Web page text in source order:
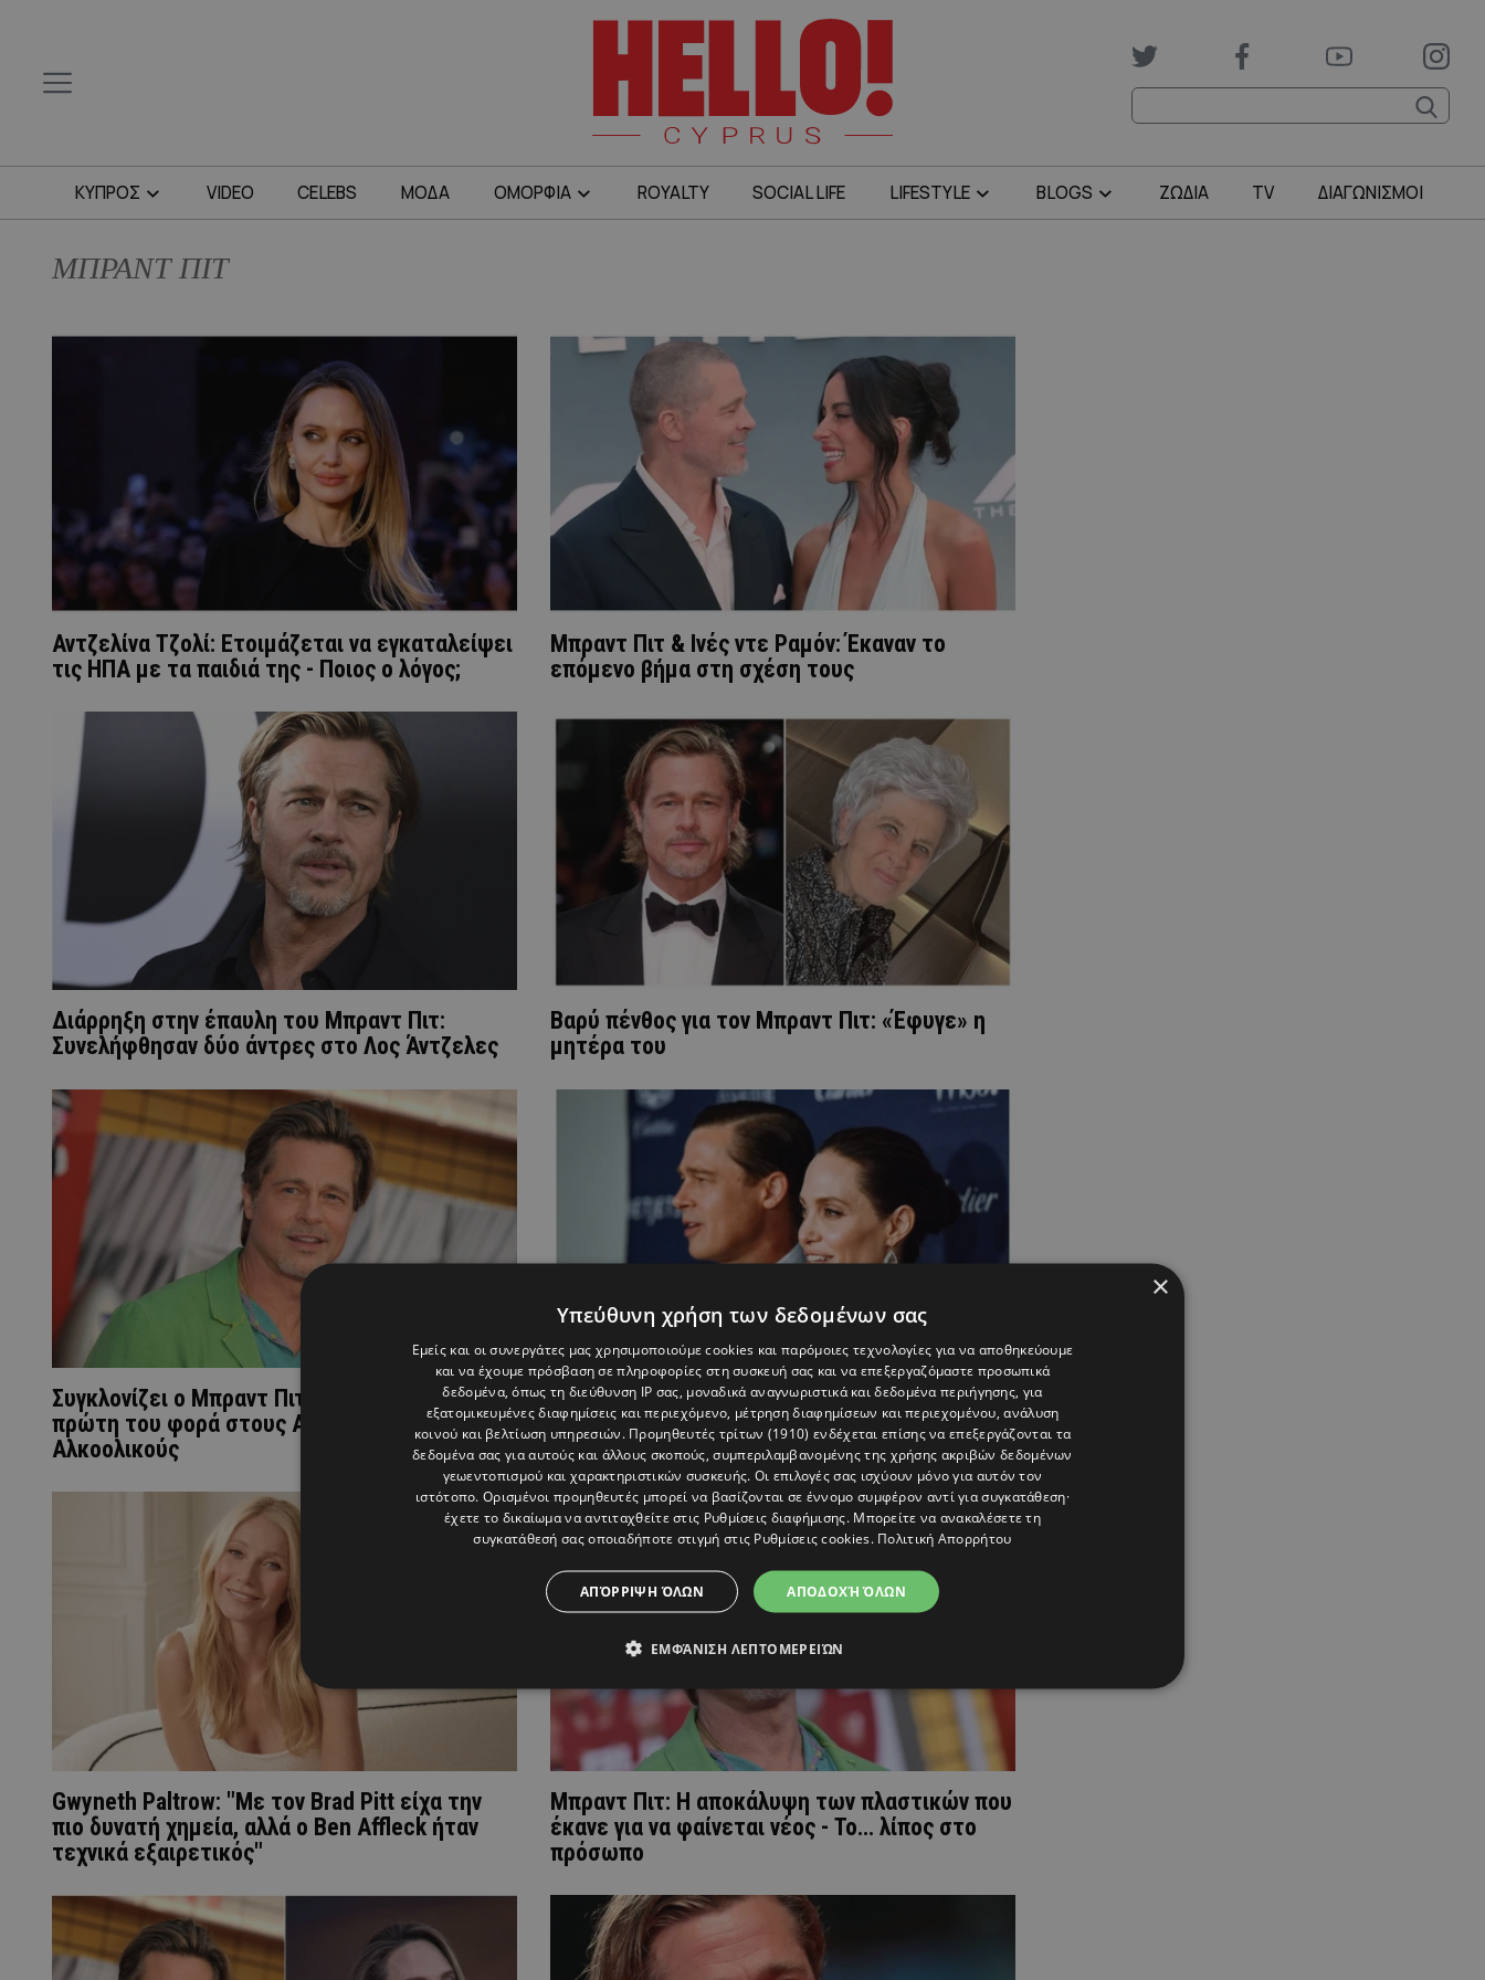
ΚΥΠΡΟΣ VIDEO CELEBS ΜΟΔΑ ΟΜΟΡΦΙΑ ROYALTY SOCIAL LIFE LIFESTYLE BLOGS ΖΩΔΙΑ TV ΔΙΑΓΩΝΙΣΜΟΙ
ΜΠΡΑΝΤ ΠΙΤ
Αντζελίνα Τζολί: Ετοιμάζεται να εγκαταλείψει
τις ΗΠΑ με τα παιδιά της - Ποιος ο λόγος;
Μπραντ Πιτ & Ινές ντε Ραμόν: Έκαναν το
επόμενο βήμα στη σχέση τους
Διάρρηξη στην έπαυλη του Μπραντ Πιτ:
Συνελήφθησαν δύο άντρες στο Λος Άντζελες
Βαρύ πένθος για τον Μπραντ Πιτ: «Έφυγε» η
μητέρα του
Συγκλονίζει ο Μπραντ Πιτ μίλησε για την
πρώτη του φορά στους Ανώνυμους
Αλκοολικούς
Μπραντ Πιτ: «Σπάει» τη σιωπή του για το
διαζύγιο με την Αντζελίνα Τζολί – Τι
αποκάλυψε;
Gwyneth Paltrow: "Με τον Brad Pitt είχα την
πιο δυνατή χημεία, αλλά ο Ben Affleck ήταν
τεχνικά εξαιρετικός"
Μπραντ Πιτ: Η αποκάλυψη των πλαστικών που
έκανε για να φαίνεται νέος - Το... λίπος στο
πρόσωπο
×
Υπεύθυνη χρήση των δεδομένων σας
Εμείς και οι συνεργάτες μας χρησιμοποιούμε cookies και παρόμοιες τεχνολογίες για να αποθηκεύουμε
και να έχουμε πρόσβαση σε πληροφορίες στη συσκευή σας και να επεξεργαζόμαστε προσωπικά
δεδομένα, όπως τη διεύθυνση IP σας, μοναδικά αναγνωριστικά και δεδομένα περιήγησης, για
εξατομικευμένες διαφημίσεις και περιεχόμενο, μέτρηση διαφημίσεων και περιεχομένου, ανάλυση
κοινού και βελτίωση υπηρεσιών. Προμηθευτές τρίτων (1910) ενδέχεται επίσης να επεξεργάζονται τα
δεδομένα σας για αυτούς και άλλους σκοπούς, συμπεριλαμβανομένης της χρήσης ακριβών δεδομένων
γεωεντοπισμού και χαρακτηριστικών συσκευής. Οι επιλογές σας ισχύουν μόνο για αυτόν τον
ιστότοπο. Ορισμένοι προμηθευτές μπορεί να βασίζονται σε έννομο συμφέρον αντί για συγκατάθεση·
έχετε το δικαίωμα να αντιταχθείτε στις Ρυθμίσεις διαφήμισης. Μπορείτε να ανακαλέσετε τη
συγκατάθεσή σας οποιαδήποτε στιγμή στις Ρυθμίσεις cookies. Πολιτική Απορρήτου
ΑΠΟΔΟΧΉ ΌΛΩΝ
ΑΠΌΡΡΙΨΗ ΌΛΩΝ
ΕΜΦΆΝΙΣΗ ΛΕΠΤΟΜΕΡΕΙΏΝ